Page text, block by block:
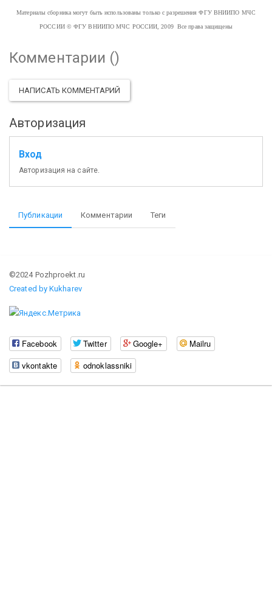
Материалы сборника могут быть использованы только с разрешения ФГУ ВНИИПО МЧС
РОССИИ© ФГУ ВНИИПО МЧС РОССИИ, 2009 Все права защищены
Комментарии ()
НАПИСАТЬ КОММЕНТАРИЙ
Авторизация
Вход
Авторизация на сайте.
Публикации Комментарии Теги
©2024 Pozhproekt.ru
Created by Kukharev
Facebook Twitter Google+
Mailru
vkontakte
odnoklassniki